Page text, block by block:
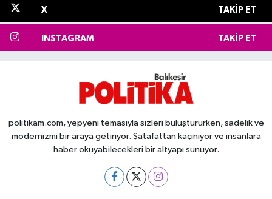
X TAKIP ET
INSTAGRAM TAKIP ET
politikam.com, yepyeni temasıyla sizleri buluştururken, sadelik ve
modernizmi bir araya getiriyor. Şatafattan kaçınıyor ve insanlara
haber okuyabilecekleri bir altyapı sunuyor.